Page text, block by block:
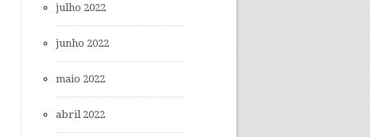
julho 2022
junho 2022
maio 2022
abril 2022